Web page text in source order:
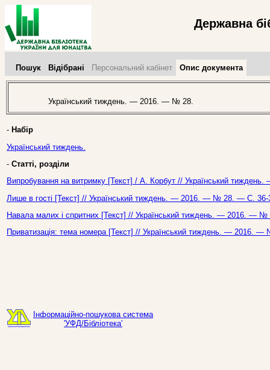
Державна
Пошук Відібрані Персональний кабінет Опис документа
Український тиждень. — 2016. — № 28.
- Набір
Український тиждень.
- Статті, розділи
Випробування на витримку [Текст] / А. Корбут // Український
Лише в гості [Текст] // Український тиждень. — 2016. — № 28. — С. 36-
Навала малих і спритних [Текст] // Український тиждень. — 2016. —
Приватизація: тема номера [Текст] // Український тиждень. — 2016.
Інформаційно-пошукова система
'УФД/Бібліотека'